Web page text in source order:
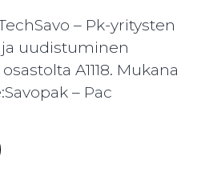
– Pk-yritysten
ja uudistuminen
A1118. Mukana
– Pac